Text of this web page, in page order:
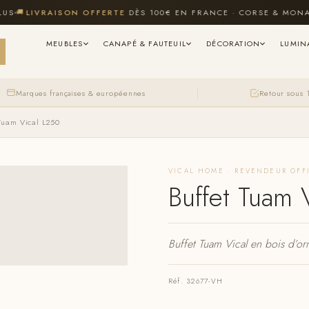
LIVRAISON OFFERTEDÈS 100€ EN FRANCE · CORSE & MONACO
MEUBLES CANAPÉ & FAUTEUIL DÉCORATION
Marques françaises & européennes Retour sous
Vical L250
VICAL HOME · REVENDEUR
Buffet
Buffet Tuam Vical en bois
Réf. 32677-VH